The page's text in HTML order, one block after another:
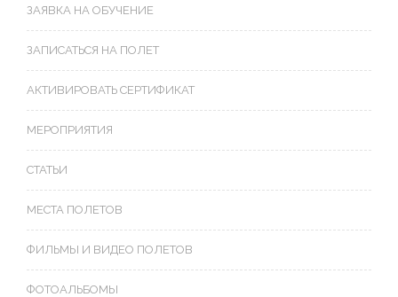
ЗАЯВКА НА ОБУЧЕНИЕ
ЗАПИСАТЬСЯ НА ПОЛЕТ
АКТИВИРОВАТЬ СЕРТИФИКАТ
МЕРОПРИЯТИЯ
СТАТЬИ
МЕСТА ПОЛЕТОВ
ФИЛЬМЫ И ВИДЕО ПОЛЕТОВ
ФОТОАЛЬБОМЫ